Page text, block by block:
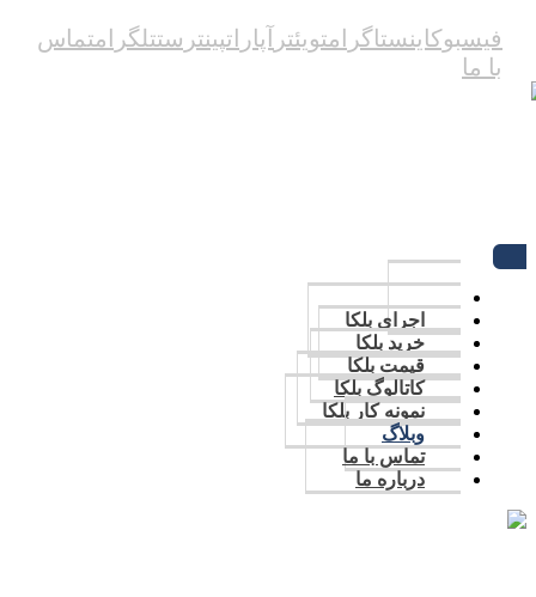
فیسبوکاینستاگرامتویئتر آپاراتپینترستتلگرامتماس
با ما
اجرای بلکا
خرید بلکا
قیمت بلکا
کاتالوگ بلکا
نمونه کار بلکا
وبلاگ
تماس با ما
درباره ما